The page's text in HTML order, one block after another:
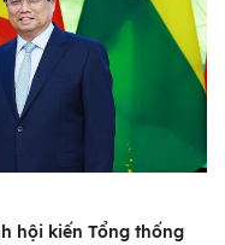
hội kiến Tổng thống